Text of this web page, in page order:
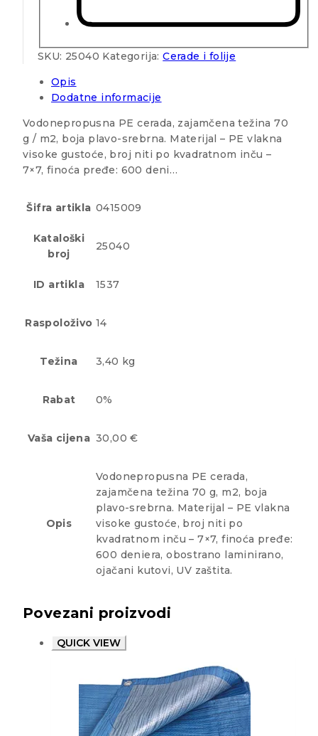
SKU: 25040 Kategorija:Cerade i folije
Opis
Dodatne informacije
Vodonepropusna PE cerada, zajamčena težina 70
g / m2, boja plavo-srebrna. Materijal – PE vlakna
visoke gustoće, broj niti po kvadratnom inču –
7×7, finoća pređe: 600 deni…
Šifra artikla 0415009
Kataloški
broj
25040
ID artikla 1537
Raspoloživo 14
Težina 3,40 kg
Rabat 0%
Vaša cijena 30,00 €
Opis
Vodonepropusna PE cerada,
zajamčena težina 70 g, m2, boja
plavo-srebrna. Materijal – PE vlakna
visoke gustoće, broj niti po
kvadratnom inču – 7×7, finoća pređe:
600 deniera, obostrano laminirano,
ojačani kutovi, UV zaštita.
Povezani proizvodi
QUICK VIEW